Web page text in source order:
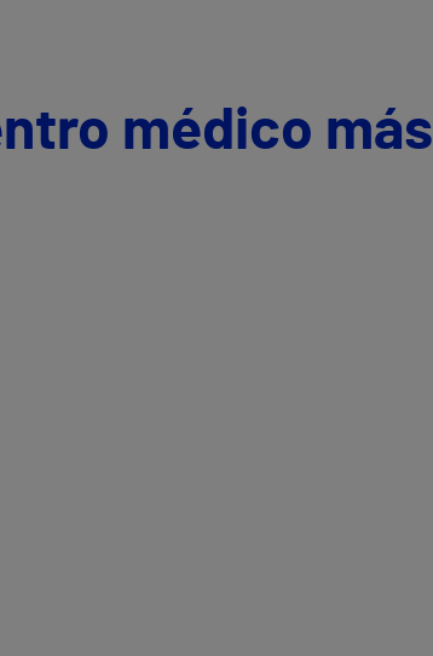
médico más